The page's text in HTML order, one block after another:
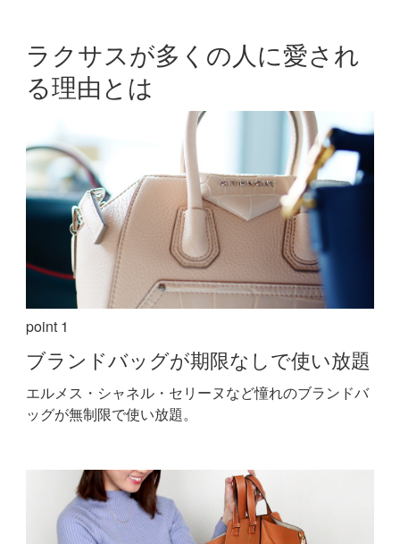
ラクサスが多くの人に愛され
る理由とは
point 1
ブランドバッグが期限なしで使い放題
エルメス・シャネル・セリーヌなど憧れのブランドバ
ッグが無制限で使い放題。